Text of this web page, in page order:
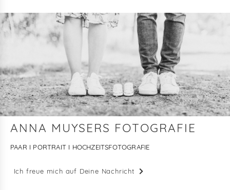
ANNA MUYSERS FOTOGRAFIE
PAAR I PORTRAIT I HOCHZEITSFOTOGRAFIE
Ich freue mich auf Deine Nachricht